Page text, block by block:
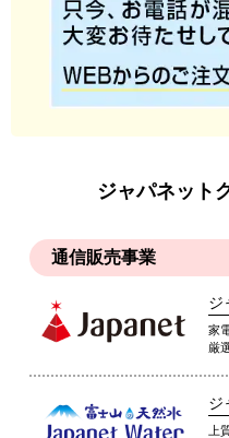
ジャパネット
通信販売事業
ジ
家
厳
ジ
上